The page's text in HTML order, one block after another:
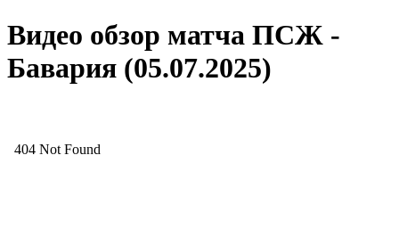
Видео обзор матча ПСЖ -
Бавария (05.07.2025)